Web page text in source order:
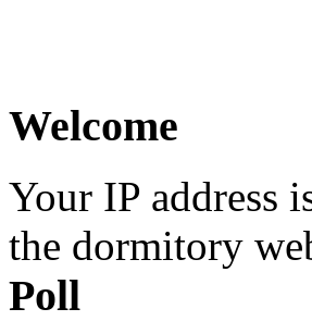
Welcome
Your IP address
the dormitory
Poll